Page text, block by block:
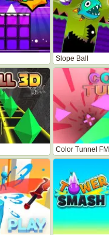
Slope Ball
Color Tunnel FM